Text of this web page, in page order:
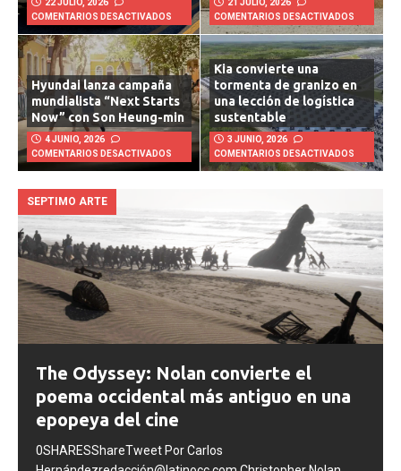
22 JULIO, 2026
COMENTARIOS DESACTIVADOS
21 JULIO, 2026
COMENTARIOS DESACTIVADOS
Hyundai lanza campaña
mundialista “Next Starts
Now” con Son Heung-min
4 JUNIO, 2026
COMENTARIOS DESACTIVADOS
Kia convierte una
tormenta de granizo en
una lección de logística
sustentable
3 JUNIO, 2026
COMENTARIOS DESACTIVADOS
SEPTIMO ARTE
The Odyssey: Nolan convierte el
poema occidental más antiguo en una
epopeya del cine
0SHARESShareTweet Por Carlos